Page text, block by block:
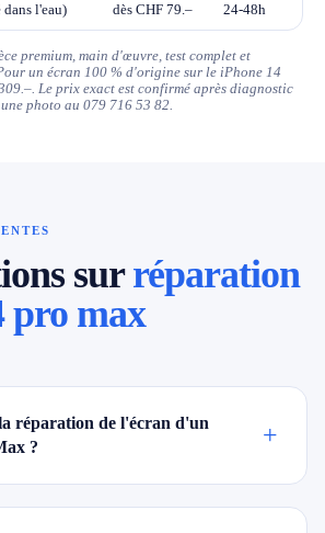
l'eau) dès CHF 79.– 24-48h
premium, main d'œuvre, test complet et
un écran 100 % d'origine sur le iPhone 14
Le prix exact est confirmé après diagnostic
photo au 079 716 53 82.
surréparation
pro max
réparation de l'écran d'un
?
+